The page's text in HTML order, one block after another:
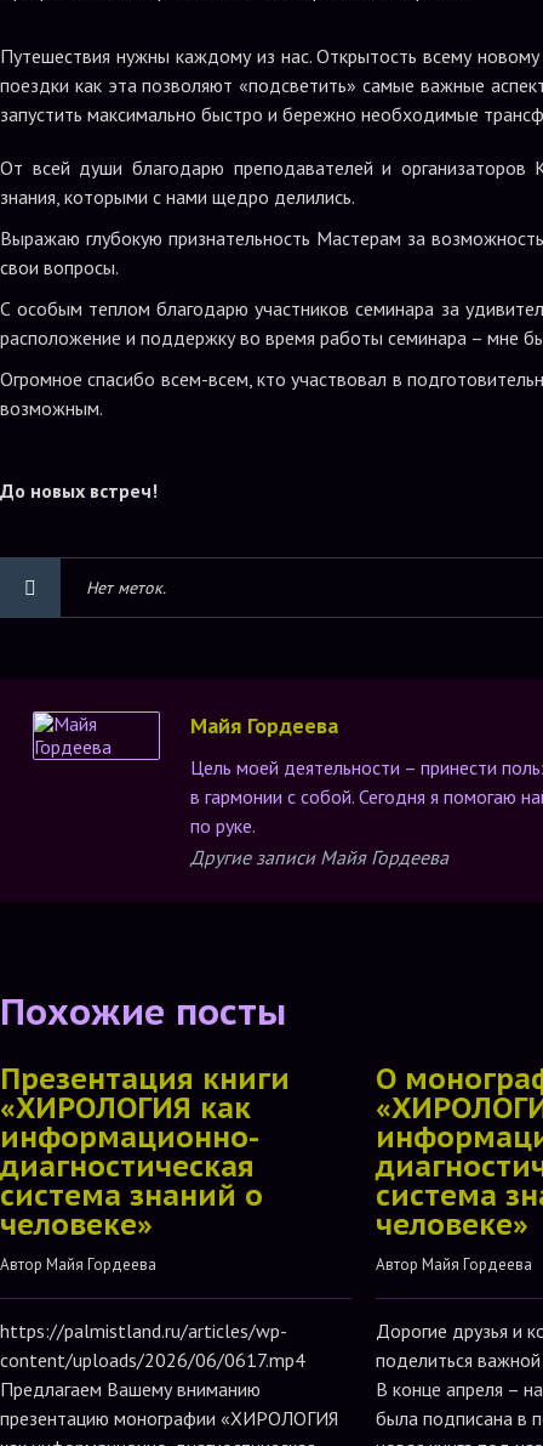
Путешествия нужны каждому из нас. Открытость всему
поездки как эта позволяют «подсветить» самые важные
запустить максимально быстро и бережно необходимые
От всей души благодарю преподавателей и организаторов
знания, которыми с нами щедро делились.
Выражаю глубокую признательность Мастерам за
свои вопросы.
С особым теплом благодарю участников семинара за
расположение и поддержку во время работы семинара – мне
Огромное спасибо всем-всем, кто участвовал в
возможным.
До новых встреч!
Нет меток.
Майя Гордеева
Цель моей деятельности – принести
в гармонии с собой. Сегодня я помогаю
по руке.
Другие записи Майя Гордеева
Похожие посты
Презентация книги
«ХИРОЛОГИЯ как
информационно-
диагностическая
система знаний о
человеке»
Автор Майя Гордеева
https://palmistland.ru/articles/wp-
content/uploads/2026/06/0617.mp4
Предлагаем Вашему вниманию
презентацию монографии «ХИРОЛОГИЯ
О
система
человеке»
Автор Майя Гордеева
Дорогие друзья и
поделиться
В конце апреля –
была подписана в